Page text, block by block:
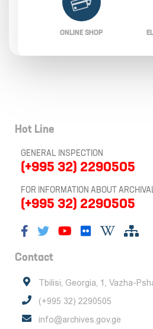
ONLINE SHOP
Hot Line
GENERAL INSPECTION
(+995 32) 2290505
FOR INFORMATION ABOUT
(+995 32) 2290505
Contact
Tbilisi, Georgia, 1, Vazha-
(+995 32) 2290505
info@archives.gov.ge